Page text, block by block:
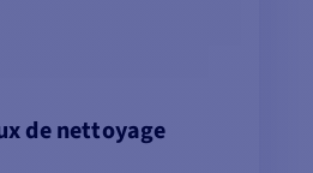
de nettoyage